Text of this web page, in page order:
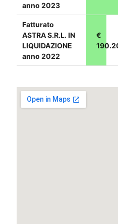
anno 2023
Fatturato
ASTRA S.R.L. IN
LIQUIDAZIONE
anno 2022
€